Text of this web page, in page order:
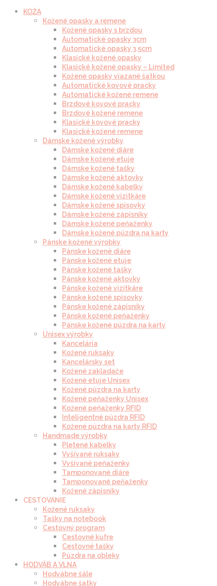
KOŽA
Kožené opasky a remene
Kožené opasky s brzdou
Automatické opasky 3cm
Automatické opasky 3.5cm
Klasické kožené opasky
Klasické kožené opasky – Limited
Kožené opasky viazané šatkou
Automatické kovové pracky
Automatické kožené remene
Brzdové kovové pracky
Brzdové kožené remene
Klasické kovové pracky
Klasické kožené remene
Dámske kožené výrobky
Dámske kožené diáre
Dámske kožené etuje
Dámske kožené tašky
Dámske kožené aktovky
Dámske kožené kabelky
Dámske kožené vizitkáre
Dámske kožené spisovky
Dámske kožené zápisníky
Dámske kožené peňaženky
Dámske kožené púzdra na karty
Pánske kožené výrobky
Pánske kožené diáre
Pánske kožené etuje
Pánske kožené tašky
Pánske kožené aktovky
Pánske kožené vizitkáre
Pánske kožené spisovky
Pánske kožené zápisníky
Pánske kožené peňaženky
Pánske kožené púzdra na karty
Unisex výrobky
Kancelária
Kožené ruksaky
Kancelársky set
Kožené zakladače
Kožené etuje Unisex
Kožené púzdra na karty
Kožené peňaženky Unisex
Kožené peňaženky RFID
Inteligentné púzdra RFID
Kožené púzdra na karty RFID
Handmade výrobky
Pletené kabelky
Vyšívané ruksaky
Vyšívané peňaženky
Tamponované diáre
Tamponované peňaženky
Kožené zápisníky
CESTOVANIE
Kožené ruksaky
Tašky na notebook
Cestovný program
Cestovné kufre
Cestovné tašky
Púzdra na obleky
HODVÁB A VLNA
Hodvábne šále
Hodvábne šatky